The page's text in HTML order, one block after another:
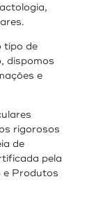
tipo de
dispomos
e
rigorosos
de
pela
e Produtos